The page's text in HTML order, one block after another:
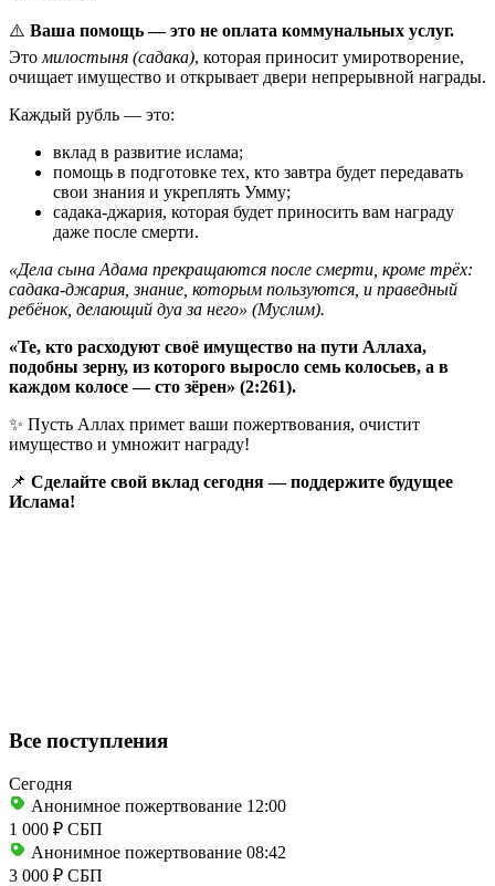
⚠️ Ваша помощь — это не оплата коммунальных услуг.
Это милостыня (садака), которая приносит умиротворение,
очищает имущество и открывает двери непрерывной награды.
Каждый рубль — это:
вклад в развитие ислама;
помощь в подготовке тех, кто завтра будет передавать
свои знания и укреплять Умму;
садака-джария, которая будет приносить вам награду
даже после смерти.
«Дела сына Адама прекращаются после смерти, кроме трёх:
садака-джария, знание, которым пользуются, и праведный
ребёнок, делающий дуа за него» (Муслим).
«Те, кто расходуют своё имущество на пути Аллаха,
подобны зерну, из которого выросло семь колосьев, а в
каждом колосе — сто зёрен» (2:261).
✨ Пусть Аллах примет ваши пожертвования, очистит
имущество и умножит награду!
📌 Сделайте свой вклад сегодня — поддержите будущее
Ислама!
Все поступления
Сегодня
Анонимное пожертвование 12:00
1 000 ₽ СБП
Анонимное пожертвование 08:42
3 000 ₽ СБП